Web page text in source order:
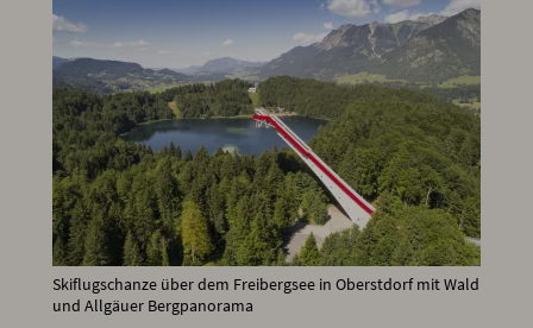
Skiflugschanze über dem Freibergsee in Oberstdorf mit Wald
und Allgäuer Bergpanorama